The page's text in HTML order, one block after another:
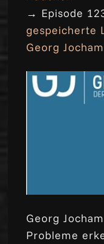
→ Episode
gespeicherte
Georg Jocham
Georg
Probleme